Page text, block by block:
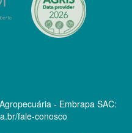
- Embrapa SAC:
fale-conosco